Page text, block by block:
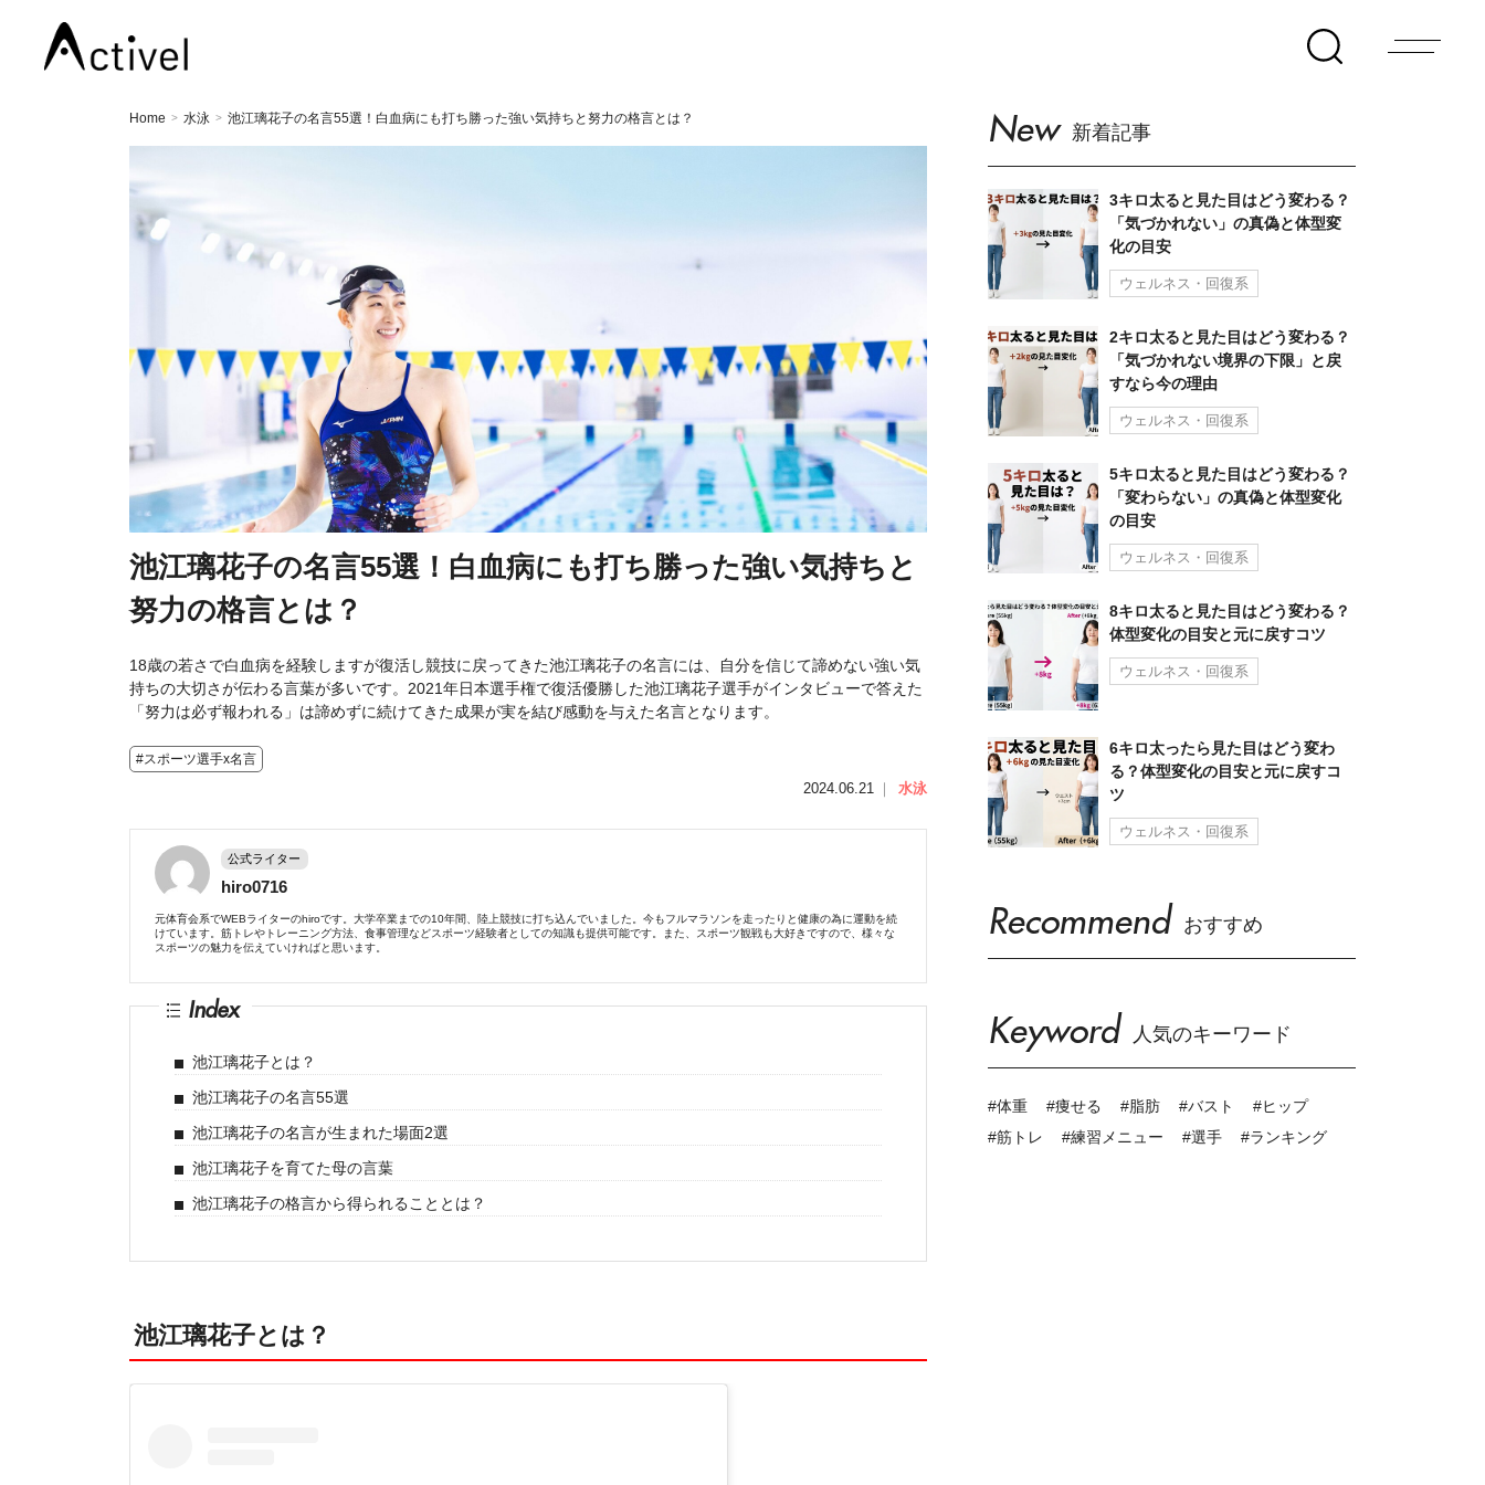
Home > 水泳 > 池江璃花子の名言55選！白血病にも打ち勝った強い気持ちと努力の格言とは？
池江璃花子の名言55選！白血病にも打ち勝った強い気持ちと
努力の格言とは？
18歳の若さで白血病を経験しますが復活し競技に戻ってきた池江璃花子の名言には、自分を信じて諦めない強い気
持ちの大切さが伝わる言葉が多いです。2021年日本選手権で復活優勝した池江璃花子選手がインタビューで答えた
「努力は必ず報われる」は諦めずに続けてきた成果が実を結び感動を与えた名言となります。
#スポーツ選手x名言
2024.06.21 ｜ 水泳
公式ライター
hiro0716
元体育会系でWEBライターのhiroです。大学卒業までの10年間、陸上競技に打ち込んでいました。今もフルマラソンを走ったりと健康の為に運動を続
けています。筋トレやトレーニング方法、食事管理などスポーツ経験者としての知識も提供可能です。また、スポーツ観戦も大好きですので、様々な
スポーツの魅力を伝えていければと思います。
Index
池江璃花子とは？
池江璃花子の名言55選
池江璃花子の名言が生まれた場面2選
池江璃花子を育てた母の言葉
池江璃花子の格言から得られることとは？
池江璃花子とは？
New 新着記事
3キロ太ると見た目はどう変わる？
「気づかれない」の真偽と体型変
化の目安
ウェルネス・回復系
2キロ太ると見た目はどう変わる？
「気づかれない境界の下限」と戻
すなら今の理由
ウェルネス・回復系
5キロ太ると見た目はどう変わる？
「変わらない」の真偽と体型変化
の目安
ウェルネス・回復系
8キロ太ると見た目はどう変わる？
体型変化の目安と元に戻すコツ
ウェルネス・回復系
6キロ太ったら見た目はどう変わ
る？体型変化の目安と元に戻すコ
ツ
ウェルネス・回復系
Recommend おすすめ
Keyword 人気のキーワード
#体重 #痩せる #脂肪 #バスト
#ヒップ
#筋トレ
#練習メニュー #選手 #ランキング